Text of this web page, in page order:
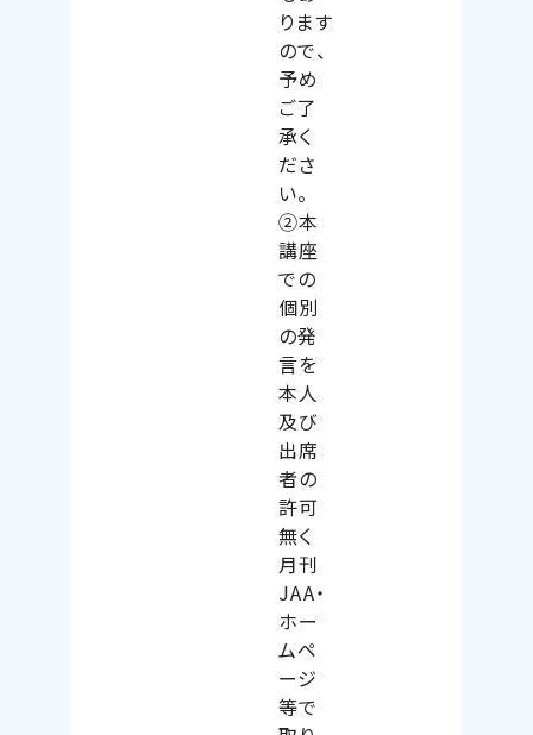
ります
ので、
予め
ご了
承く
ださ
い。
②本
講座
での
個別
の発
言を
本人
及び
出席
者の
許可
無く
月刊
JAA・
ホー
ムペ
ージ
等で